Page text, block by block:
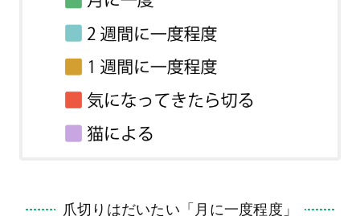
爪切りはだいたい「月に一度程度」